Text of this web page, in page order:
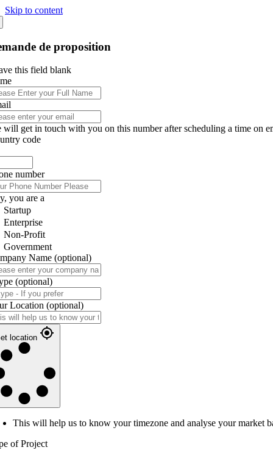
Skip to content
de proposition
this field blank
will get in touch with you on this number after scheduling a time on
code
number
you are a
Startup
Enterprise
Non-Profit
Government
Name (optional)
(optional)
Location (optional)
location
This will help us to know your timezone and analyse your market
of Project